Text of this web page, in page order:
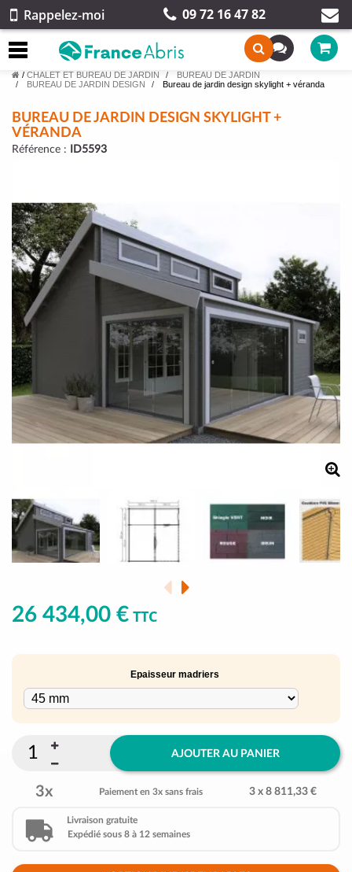
Rappelez-moi 09 72 16 47 82
/ CHALET ET BUREAU DE JARDIN
BUREAU DE JARDIN
BUREAU DE JARDIN DESIGN
Bureau de jardin design skylight + véranda
BUREAU DE JARDIN DESIGN SKYLIGHT +
VÉRANDA
Référence : ID5593
26 434,00 € TTC
Epaisseur madriers
AJOUTER AU PANIER
3x Paiement en 3x sans frais 3 x 8 811,33 €
Livraison gratuite
Expédié sous 8 à 12 semaines